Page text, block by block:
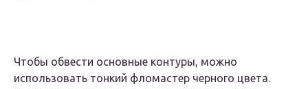
Чтобы обвести основные контуры, можно
использовать тонкий фломастер черного цвета.